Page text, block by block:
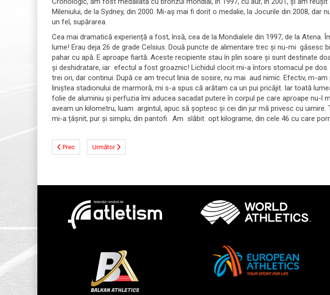
Mileniului, de la Sydney, din 2000. Mi-aș mai fi dorit o medalie, la Jocurile din 2008,
un fel, supărarea.
Cea mai dramatică experiență a fost, însă, cea de la Mondialele din 1997, de la
lume! Erau deja 26 de grade Celsius. Două puncte de alimentare trec și nu-mi
pahar cu apă. E aproape fiartă. Aceste recipiente stau în plin soare și sunt destinate
și deshidratare, iar efectul a fost groaznic! Lichidul clocit mi-a întors stomacul pe
trei ori, dar continui. După ce am trecut linia de sosire, nu mai aud nimic. Efectiv, m-
liniștea stadionului de marmoră, mi s-a spus că arătam ca un pui pricăjit. Iar toată
folie de aluminiu și perfuzia îmi aducea sacadat putere în corpul pe care aproape nu-l
aveam un kilometru, luam argintul, apuc să șoptesc și cei din jur mă privesc cu
mi-a țâșnit, pur și simplu, din pantofi. Am slăbit opt kilograme, din cele 46 cu care
Prec Următor